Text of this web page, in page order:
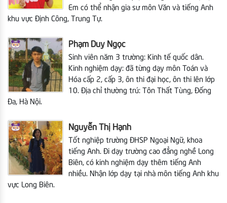
Em có thể nhận gia sư môn Văn và tiếng Anh
khu vực Định Công, Trung Tự.
Phạm Duy Ngọc
Sinh viên năm 3 trường: Kinh tế quốc dân.
Kinh nghiệm dạy: đã từng dạy môn Toán và
Hóa cấp 2, cấp 3, ôn thi đại học, ôn thi lên lớp
10. Địa chỉ thường trú: Tôn Thất Tùng, Đống
Đa, Hà Nội.
Nguyễn Thị Hạnh
Tốt nghiệp trường ĐHSP Ngoại Ngữ, khoa
tiếng Anh. Đi dạy trường cao đẳng nghề Long
Biên, có kinh nghiệm dạy thêm tiếng Anh
nhiều. Nhận lớp dạy tại nhà môn tiếng Anh khu
vực Long Biên.